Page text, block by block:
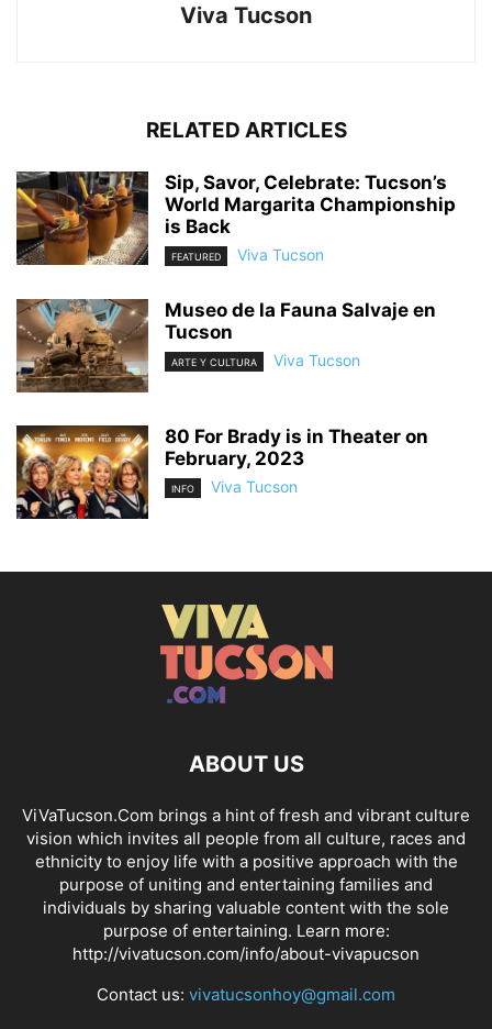
Viva Tucson
RELATED ARTICLES
Sip, Savor, Celebrate: Tucson’s
World Margarita Championship
is Back
FEATURED Viva Tucson
Museo de la Fauna Salvaje en
Tucson
ARTE Y CULTURA Viva Tucson
80 For Brady is in Theater on
February, 2023
INFO Viva Tucson
ABOUT US
ViVaTucson.Com brings a hint of fresh and vibrant culture
vision which invites all people from all culture, races and
ethnicity to enjoy life with a positive approach with the
purpose of uniting and entertaining families and
individuals by sharing valuable content with the sole
purpose of entertaining. Learn more:
http://vivatucson.com/info/about-vivapucson
Contact us: vivatucsonhoy@gmail.com